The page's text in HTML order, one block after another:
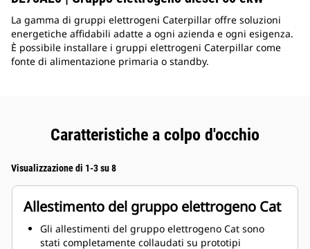
La gamma di gruppi elettrogeni Caterpillar offre soluzioni
energetiche affidabili adatte a ogni azienda e ogni esigenza.
È possibile installare i gruppi elettrogeni Caterpillar come
fonte di alimentazione primaria o standby.
Caratteristiche a colpo d'occhio
Visualizzazione di 1-3 su 8
Allestimento del gruppo elettrogeno Cat
Gli allestimenti del gruppo elettrogeno Cat sono
stati completamente collaudati su prototipi